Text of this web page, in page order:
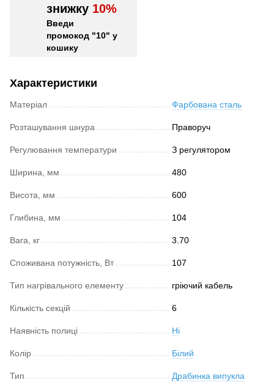
знижку 10%
Введи
промокод "10" у
кошику
Характеристики
Матеріал Фарбована сталь
Розташування шнура Праворуч
Регулювання температури З регулятором
Ширина, мм 480
Висота, мм 600
Глибина, мм 104
Вага, кг 3.70
Споживана потужність, Вт 107
Тип нагрівального елементу гріючий кабель
Кількість секцій 6
Наявність полиці Ні
Колір Білий
Тип Драбинка випукла